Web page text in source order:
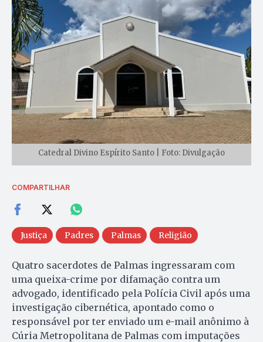
Catedral Divino Espírito Santo | Foto: Divulgação
COMPARTILHAR
Justiça Padres Palmas Religião
Quatro sacerdotes de Palmas ingressaram com
uma queixa-crime por difamação contra um
advogado, identificado pela Polícia Civil após uma
investigação cibernética, apontado como o
responsável por ter enviado um e-mail anônimo à
Cúria Metropolitana de Palmas com imputações